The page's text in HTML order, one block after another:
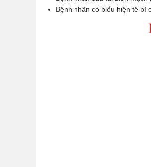
Bệnh nhân có biểu hiện tê bì